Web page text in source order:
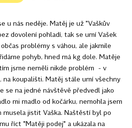
E-shop
Podpořit
u nás neděje. Matěj je už "Vaškův
dovolení pohladí, tak se umí Vašek
problémy s váhou, ale jakmile
pohyb, hned má kg dole. Matěje
jsme neměli nikde problém - v
na koupališti. Matěj stále umí všechny
se na jedné návštěvě předvedl jako
mi madlo od kočárku, nemohla jsem
jistit Vaška. Naštěstí byl po
říct "Matěji podej" a ukázala na